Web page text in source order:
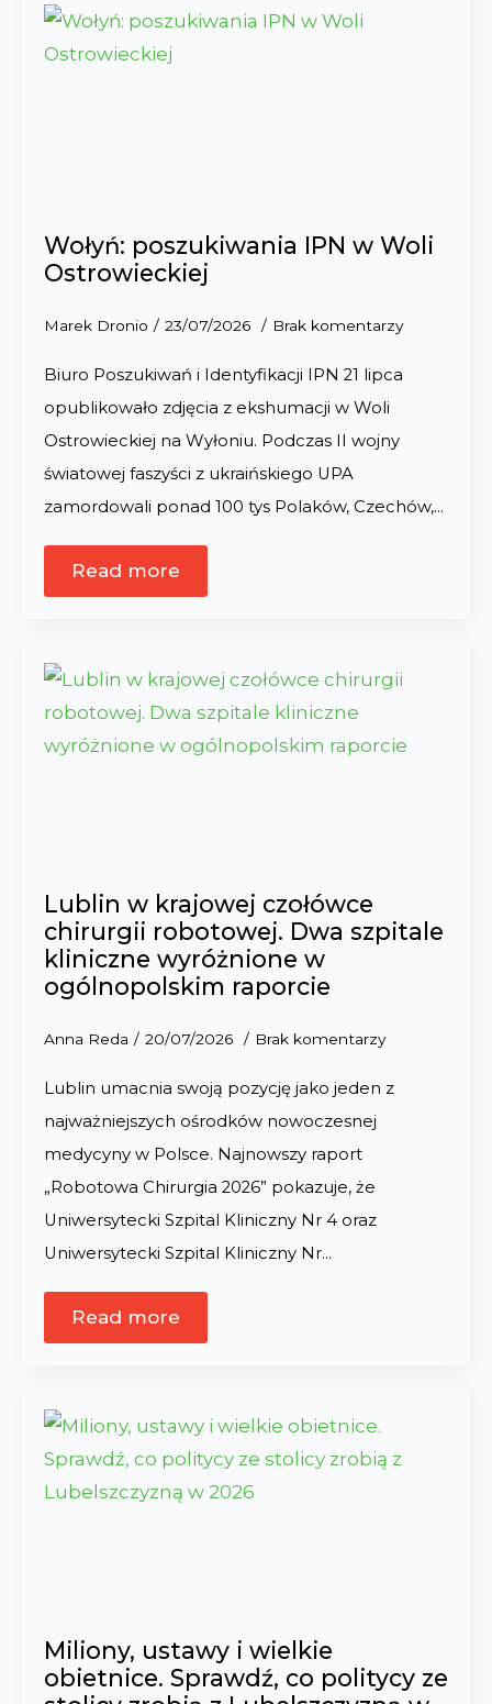
Wołyń: poszukiwania IPN w Woli
Ostrowieckiej
Marek Dronio 23/07/2026 Brak komentarzy
Biuro Poszukiwań i Identyfikacji IPN 21 lipca
opublikowało zdjęcia z ekshumacji w Woli
Ostrowieckiej na Wyłoniu. Podczas II wojny
światowej faszyści z ukraińskiego UPA
zamordowali ponad 100 tys Polaków, Czechów,…
Read more
Lublin w krajowej czołówce
chirurgii robotowej. Dwa szpitale
kliniczne wyróżnione w
ogólnopolskim raporcie
Anna Reda 20/07/2026 Brak komentarzy
Lublin umacnia swoją pozycję jako jeden z
najważniejszych ośrodków nowoczesnej
medycyny w Polsce. Najnowszy raport
„Robotowa Chirurgia 2026” pokazuje, że
Uniwersytecki Szpital Kliniczny Nr 4 oraz
Uniwersytecki Szpital Kliniczny Nr…
Read more
Miliony, ustawy i wielkie
obietnice. Sprawdź, co politycy ze